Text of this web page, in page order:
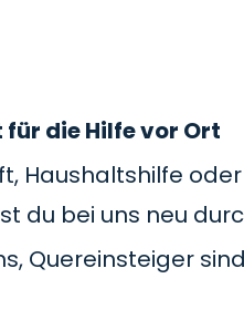
die Hilfe vor Ort
Haushaltshilfe
du bei uns neu
Quereinsteiger